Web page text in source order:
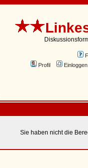
Profil
Sie haben nicht die